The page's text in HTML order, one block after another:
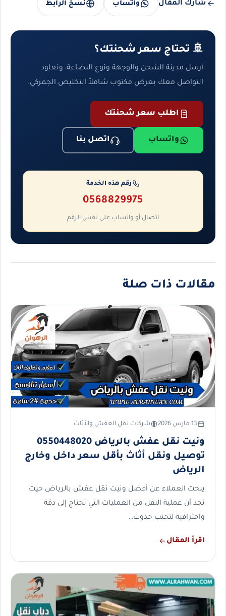
شارك المقال واتساب نسخ الرابط
🚢 تحتاج سعر شحنتك؟
أرسل مدينة الشحن والوجهة ونوع البضاعة، ونعاود
التواصل معك بعرض مكتوب شاملاً التخليص الجمركي.
اطلب سعر شحنتك
واتساب اتصل بنا
رقم هذه الخدمة
0568829975
اتصال أو واتساب على نفس الرقم
مقالات ذات صلة
13 مارس 2026 شركات نقل العفش والأثاث
ونيت نقل عفش بالرياض 0550448020
توصيل ونقل أثاث بأقل سعر داخل وخارج
الرياض
يبحث العملاء عن أفضل ونيت نقل عفش بالرياض حيث
نجد أن عملية النقل من العمليات التي تحتاج إلى دقة
واحترافية لتجنب حدوث…
اقرأ المقال